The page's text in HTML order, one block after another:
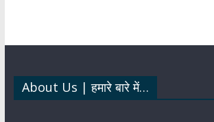
p
p
o
k
m
dI
n
About Us | हमारे बारे में…